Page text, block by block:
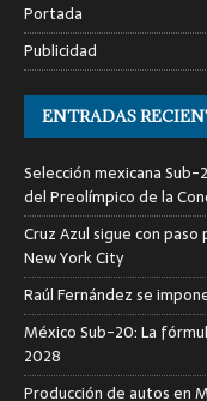
Portada
Publicidad
ENTRADAS
Selección mexicana
del Preolímpico de la
Cruz Azul sigue con
New York City
Raúl Fernández se
México Sub-20: La
2028
Producción de autos en